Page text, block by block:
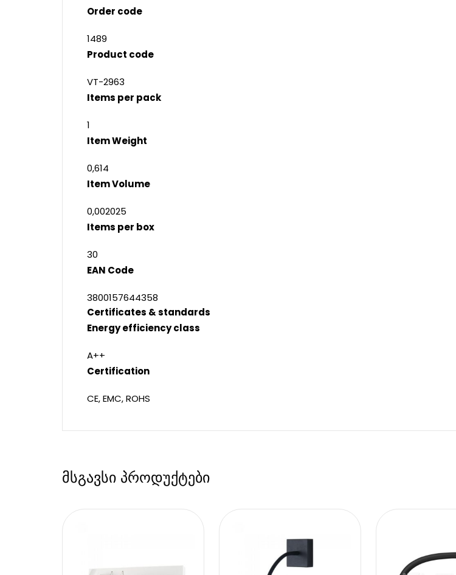
Order code
1489
Product code
VT-2963
Items per pack
1
Item Weight
0,614
Item Volume
0,002025
Items per box
30
EAN Code
3800157644358
Certificates & standards
Energy efficiency class
A++
Certification
CE, EMC, ROHS
მსგავსი პროდუქტები